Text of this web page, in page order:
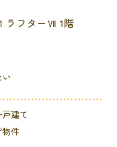
ラフターⅦ 1階
建て
物件